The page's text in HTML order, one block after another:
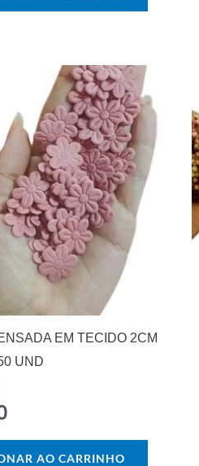
EM TECIDO 2CM
UND
AO CARRINHO